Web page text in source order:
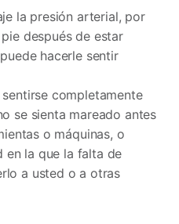
la presión arterial, por
después de estar
hacerle sentir
completamente
se sienta mareado antes
o máquinas, o
en la que la falta de
a usted o a otras